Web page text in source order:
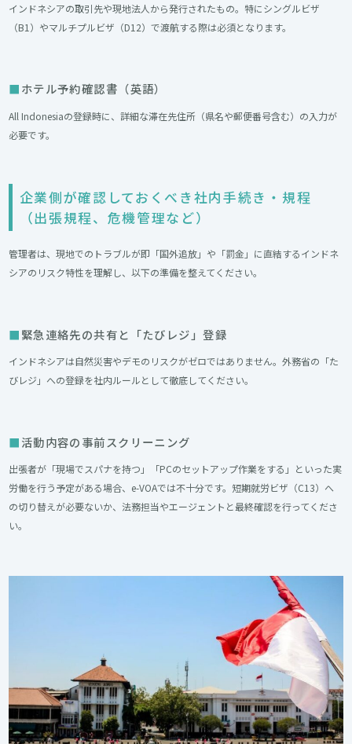
インドネシアの取引先や現地法人から発行されたもの。特にシングルビザ
（B1）やマルチプルビザ（D12）で渡航する際は必須となります。
ホテル予約確認書（英語）
All Indonesiaの登録時に、詳細な滞在先住所（県名や郵便番号含む）の入力が
必要です。
企業側が確認しておくべき社内手続き・規程
（出張規程、危機管理など）
管理者は、現地でのトラブルが即「国外追放」や「罰金」に直結するインドネ
シアのリスク特性を理解し、以下の準備を整えてください。
緊急連絡先の共有と「たびレジ」登録
インドネシアは自然災害やデモのリスクがゼロではありません。外務省の「た
びレジ」への登録を社内ルールとして徹底してください。
活動内容の事前スクリーニング
出張者が「現場でスパナを持つ」「PCのセットアップ作業をする」といった実
労働を行う予定がある場合、e-VOAでは不十分です。短期就労ビザ（C13）へ
の切り替えが必要ないか、法務担当やエージェントと最終確認を行ってくださ
い。